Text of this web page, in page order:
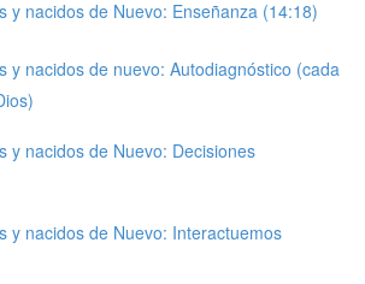
y nacidos de Nuevo: Enseñanza (14:18)
y nacidos de nuevo: Autodiagnóstico (cada
y nacidos de Nuevo: Decisiones
y nacidos de Nuevo: Interactuemos